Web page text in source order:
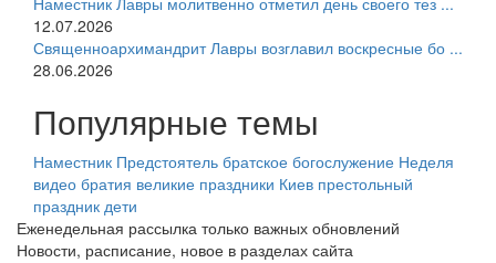
12.07.2026
Священноархимандрит Лавры возглавил воскресные бо ...
28.06.2026
Популярные темы
Наместник Предстоятель братское богослужение Неделя
видео братия великие праздники Киев престольный
праздник дети
Еженедельная рассылка только важных обновлений
Новости, расписание, новое в разделах сайта